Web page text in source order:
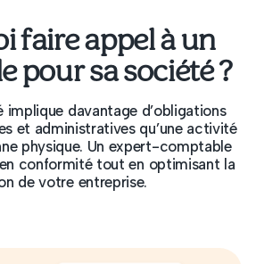
faire appel à un
pour sa société ?
implique davantage d’obligations
et administratives qu’une activité
physique. Un expert-comptable
conformité tout en optimisant la
de votre entreprise.